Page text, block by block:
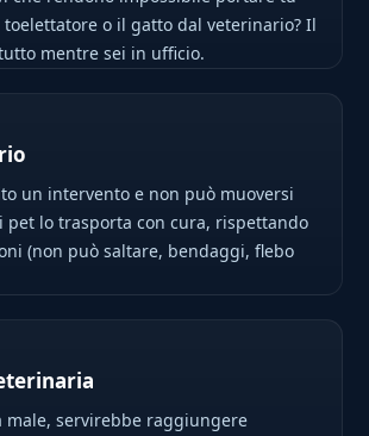
toelettatore o il gatto dal veterinario? Il
mentre sei in ufficio.
un intervento e non può muoversi
pet lo trasporta con cura, rispettando
(non può saltare, bendaggi, flebo
male, servirebbe raggiungere